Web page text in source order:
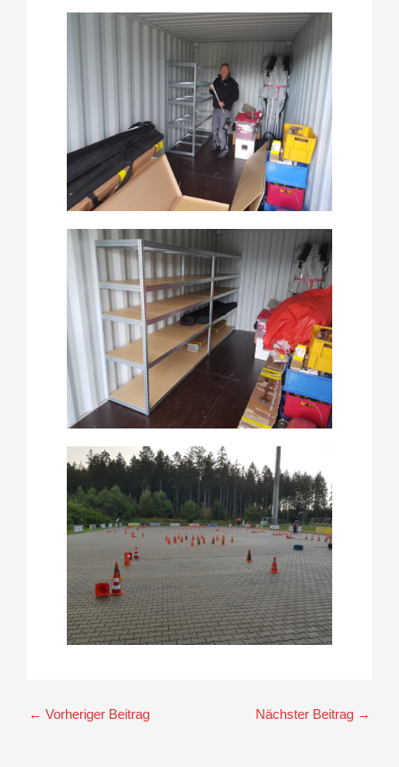
← Vorheriger Beitrag Nächster Beitrag →